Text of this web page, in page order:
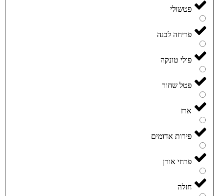
פטשולי
פריחה לבנה
פולי טונקה
פטל שחור
ארז
פירות אדומים
פרחי אורן
חזלה